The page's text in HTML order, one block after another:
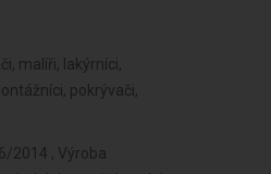
malíři, lakýrníci,
pokrývači,
2014 , Výroba